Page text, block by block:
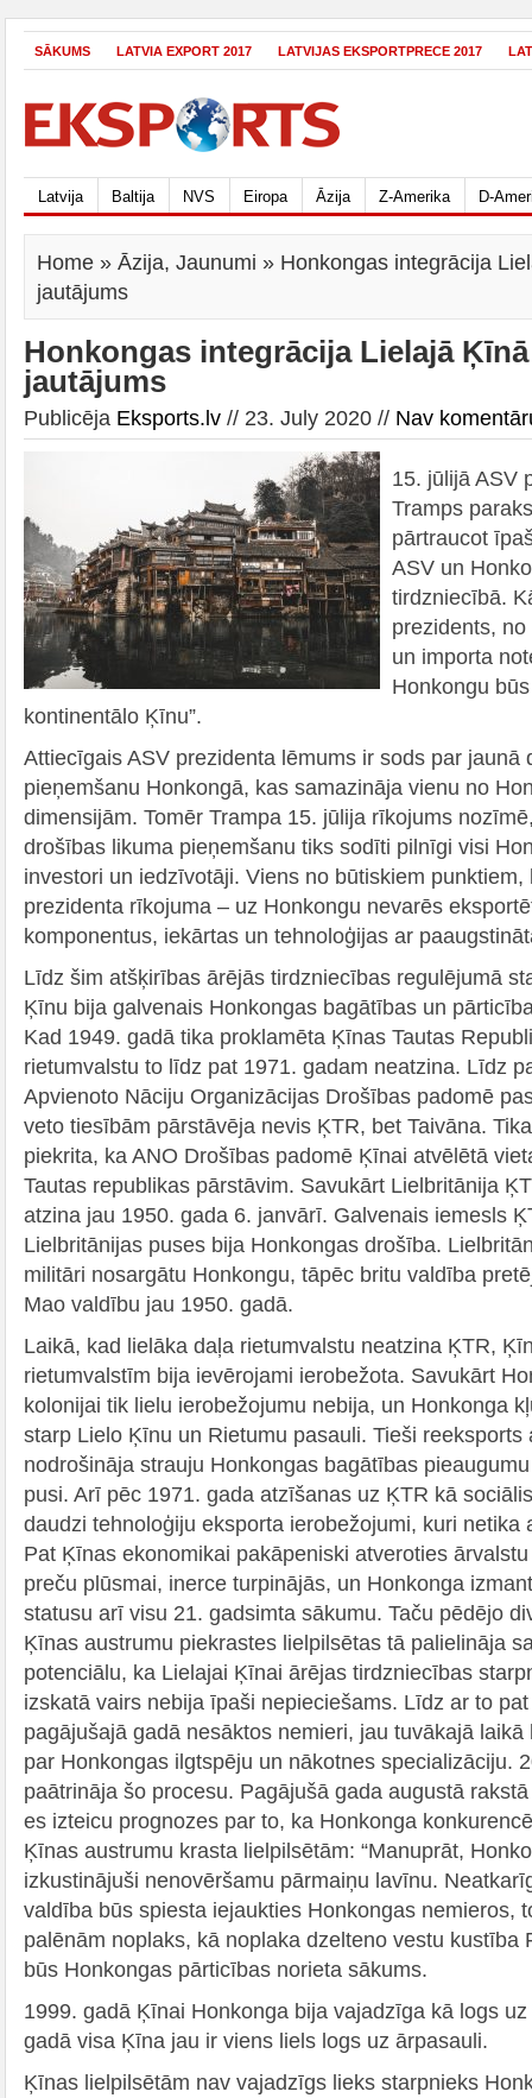
SĀKUMS LATVIA EXPORT 2017 LATVIJAS EKSPORTPRECE 2017
Latvija Baltija NVS Eiropa Āzija Z-Amerika D-
Home » Āzija, Jaunumi » Honkongas integrācija
jautājums
Honkongas integrācija Lielajā
jautājums
Publicēja Eksports.lv // 23. July 2020 // Nav
15. jūlijā ASV
Tramps
pārtraucot
ASV un
tirdzniecībā.
prezidents,
un importa
Honkongu
kontinentālo Ķīnu”.
Attiecīgais ASV prezidenta lēmums ir sods par jaunā
pieņemšanu Honkongā, kas samazināja vienu no
dimensijām. Tomēr Trampa 15. jūlija rīkojums
drošības likuma pieņemšanu tiks sodīti pilnīgi visi
investori un iedzīvotāji. Viens no būtiskiem punktiem,
prezidenta rīkojuma ‒ uz Honkongu nevarēs
komponentus, iekārtas un tehnoloģijas ar
Līdz šim atšķirības ārējās tirdzniecības regulējumā
Ķīnu bija galvenais Honkongas bagātības un
Kad 1949. gadā tika proklamēta Ķīnas Tautas
rietumvalstu to līdz pat 1971. gadam neatzina. Līdz
Apvienoto Nāciju Organizācijas Drošības padomē
veto tiesībām pārstāvēja nevis ĶTR, bet Taivāna.
piekrita, ka ANO Drošības padomē Ķīnai atvēlētā
Tautas republikas pārstāvim. Savukārt Lielbritānija
atzina jau 1950. gada 6. janvārī. Galvenais iemesls
Lielbritānijas puses bija Honkongas drošība.
militāri nosargātu Honkongu, tāpēc britu valdība
Mao valdību jau 1950. gadā.
Laikā, kad lielāka daļa rietumvalstu neatzina ĶTR,
rietumvalstīm bija ievērojami ierobežota. Savukārt
kolonijai tik lielu ierobežojumu nebija, un Honkonga
starp Lielo Ķīnu un Rietumu pasauli. Tieši reeksports
nodrošināja strauju Honkongas bagātības
pusi. Arī pēc 1971. gada atzīšanas uz ĶTR kā
daudzi tehnoloģiju eksporta ierobežojumi, kuri netika
Pat Ķīnas ekonomikai pakāpeniski atveroties
preču plūsmai, inerce turpinājās, un Honkonga
statusu arī visu 21. gadsimta sākumu. Taču pēdējo
Ķīnas austrumu piekrastes lielpilsētas tā palielināja
potenciālu, ka Lielajai Ķīnai ārējas tirdzniecības
izskatā vairs nebija īpaši nepieciešams. Līdz ar to
pagājušajā gadā nesāktos nemieri, jau tuvākajā
par Honkongas ilgtspēju un nākotnes specializāciju.
paātrināja šo procesu. Pagājušā gada augustā
es izteicu prognozes par to, ka Honkonga
Ķīnas austrumu krasta lielpilsētām: “Manuprāt,
izkustinājuši nenovēršamu pārmaiņu lavīnu.
valdība būs spiesta iejaukties Honkongas nemieros,
palēnām noplaks, kā noplaka dzelteno vestu kustība
būs Honkongas pārticības norieta sākums.
1999. gadā Ķīnai Honkonga bija vajadzīga kā logs
gadā visa Ķīna jau ir viens liels logs uz ārpasauli.
Ķīnas lielpilsētām nav vajadzīgs lieks starpnieks